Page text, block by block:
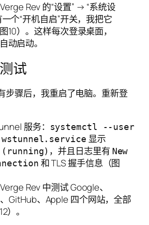
Rev 的“设置” → “系统设
个“开机自启”开关，我把它
10）。这样每次登录桌面，
动启动。
试
步骤后，我重启了电脑。重新登
服务：
systemctl --user
显示
，并且日志里有 New
和 TLS 握手信息（图
Rev 中测试 Google、
GitHub、Apple 四个网站，全部
）。